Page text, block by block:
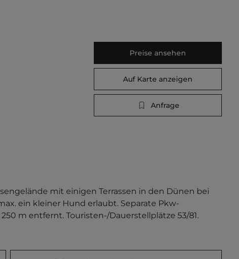
Preise ansehen
Auf Karte anzeigen
Anfrage
mit einigen Terrassen in den Dünen bei
ein kleiner Hund erlaubt. Separate Pkw-
m entfernt. Touristen-/Dauerstellplätze 53/81.